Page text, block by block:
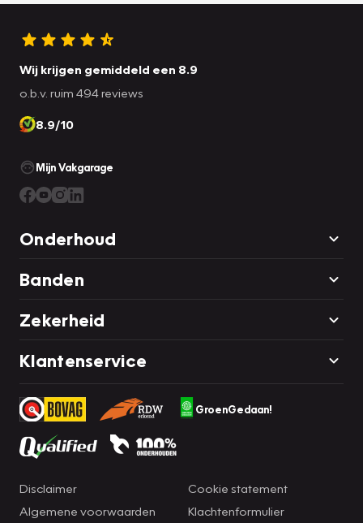
Wij krijgen gemiddeld een 8.9
o.b.v. ruim 494 reviews
8.9/10
Mijn Vakgarage
Onderhoud
Banden
Zekerheid
Klantenservice
GroenGedaan!
Disclaimer
Algemene voorwaarden
Cookie statement
Klachtenformulier